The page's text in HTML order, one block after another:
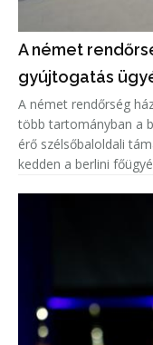
A német
gyújtogatás
A német rendőrség
több tartományban a
érő szélsőbaloldali
kedden a berlini